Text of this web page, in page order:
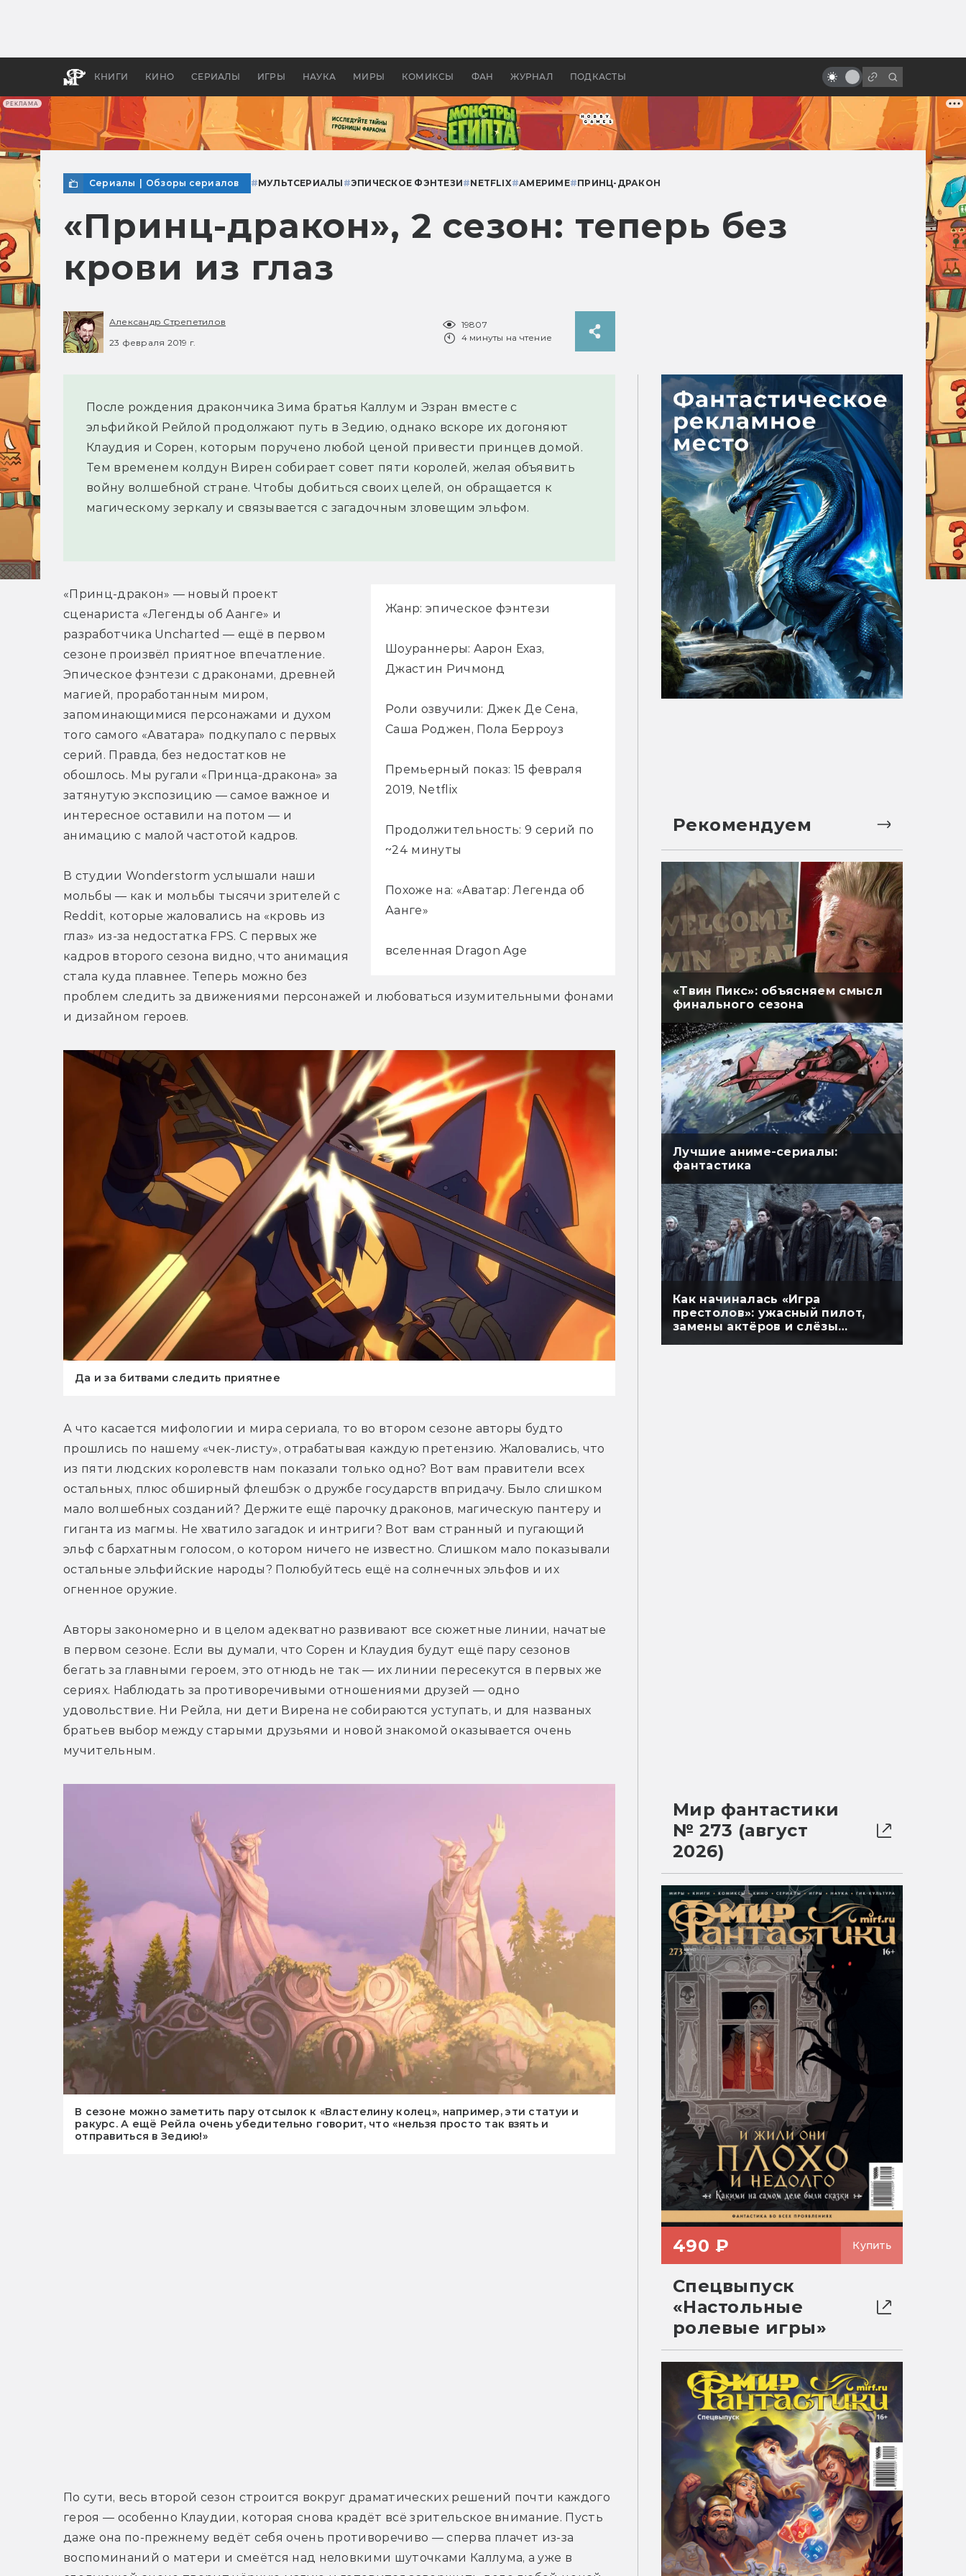
РЕКЛАМА
КНИГИ КИНО СЕРИАЛЫ ИГРЫ НАУКА МИРЫ КОМИКСЫ ФАН ЖУРНАЛ ПОДКАСТЫ
бы «Властелина колец»
Древней Грецией
Заблуждения: Космос в кино
Сериалы Обзоры сериалов #МУЛЬТСЕРИАЛЫ #ЭПИЧЕСКОЕ ФЭНТЕЗИ#NETFLIX#АМЕРИМЕ#ПРИНЦ-ДРАКОН
«Принц-дракон», 2 сезон: теперь без
крови из глаз
Александр Стрепетилов
23 февраля 2019 г.
19807
4 минуты на чтение
После рождения дракончика Зима братья Каллум и Эзран вместе с
эльфийкой Рейлой продолжают путь в Зедию, однако вскоре их догоняют
Клаудия и Сорен, которым поручено любой ценой привести принцев домой.
Тем временем колдун Вирен собирает совет пяти королей, желая объявить
войну волшебной стране. Чтобы добиться своих целей, он обращается к
магическому зеркалу и связывается с загадочным зловещим эльфом.
Жанр: эпическое фэнтези
Шоураннеры: Аарон Ехаз,
Джастин Ричмонд
Роли озвучили: Джек Де Сена,
Саша Роджен, Пола Берроуз
Премьерный показ: 15 февраля
2019, Netflix
Продолжительность: 9 серий по
~24 минуты
Похоже на: «Аватар: Легенда об
Аанге»
вселенная Dragon Age
«Принц-дракон» — новый проект
сценариста «Легенды об Аанге» и
разработчика Uncharted — ещё в первом
сезоне произвёл приятное впечатление.
Эпическое фэнтези с драконами, древней
магией, проработанным миром,
запоминающимися персонажами и духом
того самого «Аватара» подкупало с первых
серий. Правда, без недостатков не
обошлось. Мы ругали «Принца-дракона» за
затянутую экспозицию — самое важное и
интересное оставили на потом — и
анимацию с малой частотой кадров.
В студии Wonderstorm услышали наши
мольбы — как и мольбы тысячи зрителей с
Reddit, которые жаловались на «кровь из
глаз» из-за недостатка FPS. С первых же
кадров второго сезона видно, что анимация
стала куда плавнее. Теперь можно без
проблем следить за движениями персонажей и любоваться изумительными фонами
и дизайном героев.
Да и за битвами следить приятнее
А что касается мифологии и мира сериала, то во втором сезоне авторы будто
прошлись по нашему «чек-листу», отрабатывая каждую претензию. Жаловались, что
из пяти людских королевств нам показали только одно? Вот вам правители всех
остальных, плюс обширный флешбэк о дружбе государств впридачу. Было слишком
мало волшебных созданий? Держите ещё парочку драконов, магическую пантеру и
гиганта из магмы. Не хватило загадок и интриги? Вот вам странный и пугающий
эльф с бархатным голосом, о котором ничего не известно. Слишком мало показывали
остальные эльфийские народы? Полюбуйтесь ещё на солнечных эльфов и их
огненное оружие.
Авторы закономерно и в целом адекватно развивают все сюжетные линии, начатые
в первом сезоне. Если вы думали, что Сорен и Клаудия будут ещё пару сезонов
бегать за главными героем, это отнюдь не так — их линии пересекутся в первых же
сериях. Наблюдать за противоречивыми отношениями друзей — одно
удовольствие. Ни Рейла, ни дети Вирена не собираются уступать, и для названых
братьев выбор между старыми друзьями и новой знакомой оказывается очень
мучительным.
В сезоне можно заметить пару отсылок к «Властелину колец», например, эти статуи и
ракурс. А ещё Рейла очень убедительно говорит, что «нельзя просто так взять и
отправиться в Зедию!»
По сути, весь второй сезон строится вокруг драматических решений почти каждого
героя — особенно Клаудии, которая снова крадёт всё зрительское внимание. Пусть
даже она по-прежнему ведёт себя очень противоречиво — сперва плачет из-за
воспоминаний о матери и смеётся над неловкими шуточками Каллума, а уже в
Рекомендуем
«Твин Пикс»: объясняем смысл
финального сезона
Лучшие аниме-сериалы:
фантастика
Как начиналась «Игра
престолов»: ужасный пилот,
замены актёров и слёзы
Мир фантастики
№ 273 (август
2026)
490 ₽ Купить
Спецвыпуск
«Настольные
ролевые игры»